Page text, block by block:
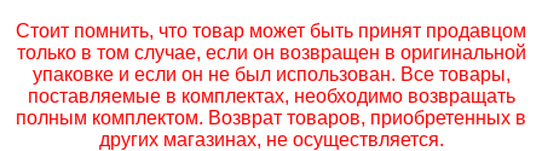
Стоит помнить, что товар может быть принят продавцом
только в том случае, если он возвращен в оригинальной
упаковке и если он не был использован. Все товары,
поставляемые в комплектах, необходимо возвращать
полным комплектом. Возврат товаров, приобретенных в
других магазинах, не осуществляется.